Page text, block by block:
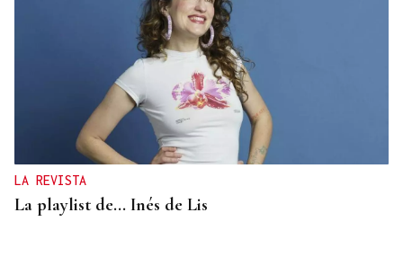
LA REVISTA
La playlist de... Inés de Lis